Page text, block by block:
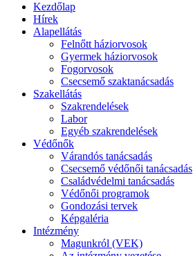
Kezdőlap
Hírek
Alapellátás
Felnőtt háziorvosok
Gyermek háziorvosok
Fogorvosok
Csecsemő szaktanácsadás
Szakellátás
Szakrendelések
Labor
Egyéb szakrendelések
Védőnők
Várandós tanácsadás
Csecsemő védőnői tanácsadás
Családvédelmi tanácsadás
Védőnői programok
Gondozási tervek
Képgaléria
Intézmény
Magunkról (VEK)